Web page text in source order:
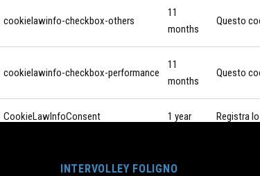
INTERVOLLEY FOLIGNO
cookielawinfo-checkbox-others
11
months
Questo
cookielawinfo-checkbox-performance
11
months
Questo
CookieLawInfoConsent 1 year Registra
months